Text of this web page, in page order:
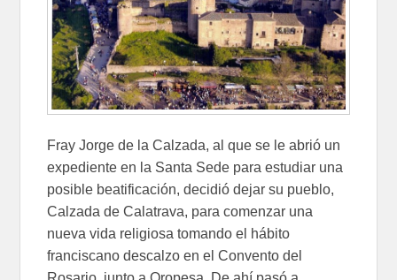
Fray Jorge de la Calzada, al que se le abrió un
expediente en la Santa Sede para estudiar una
posible beatificación, decidió dejar su pueblo,
Calzada de Calatrava, para comenzar una
nueva vida religiosa tomando el hábito
franciscano descalzo en el Convento del